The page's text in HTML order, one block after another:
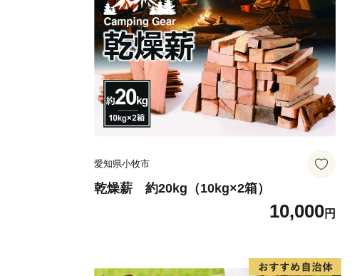
愛知県小牧市
乾燥薪 約20kg（10kg×2箱）
10,000円